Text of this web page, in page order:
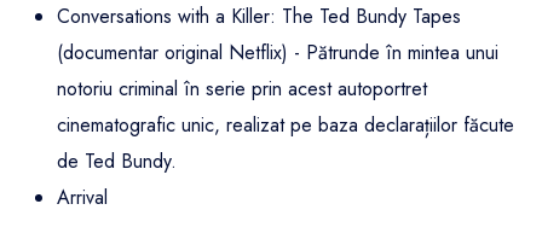
Conversations with a Killer: The Ted Bundy Tapes
(documentar original Netflix) - Pătrunde în mintea unui
notoriu criminal în serie prin acest autoportret
cinematografic unic, realizat pe baza declarațiilor făcute
de Ted Bundy.
Arrival